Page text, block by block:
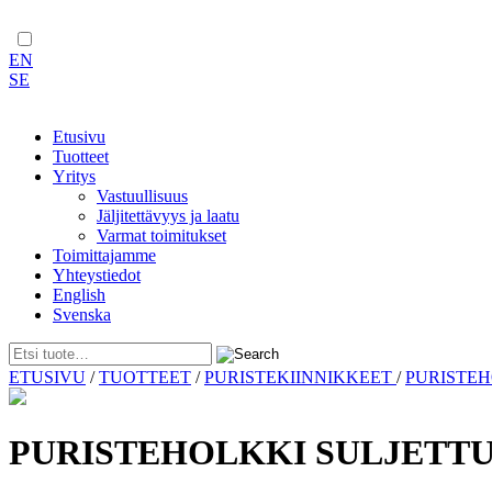
EN
SE
Etusivu
Tuotteet
Yritys
Vastuullisuus
Jäljitettävyys ja laatu
Varmat toimitukset
Toimittajamme
Yhteystiedot
English
Svenska
Skip
to
ETUSIVU /TUOTTEET /PURISTEKIINNIKKEET /
PURISTEHOLKKI